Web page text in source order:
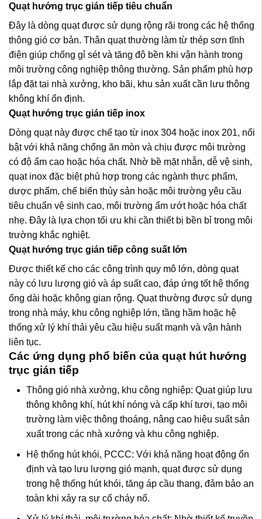
Quạt hướng trục gián tiếp tiêu chuẩn
Đây là dòng quạt được sử dụng rộng rãi trong các hệ thống
thông gió cơ bản. Thân quạt thường làm từ thép sơn tĩnh
điện giúp chống gỉ sét và tăng độ bền khi vận hành trong
môi trường công nghiệp thông thường. Sản phẩm phù hợp
lắp đặt tại nhà xưởng, kho bãi, khu sản xuất cần lưu thông
không khí ổn định.
Quạt hướng trục gián tiếp inox
Dòng quạt này được chế tạo từ inox 304 hoặc inox 201, nổi
bật với khả năng chống ăn mòn và chịu được môi trường
có độ ẩm cao hoặc hóa chất. Nhờ bề mặt nhẵn, dễ vệ sinh,
quạt inox đặc biệt phù hợp trong các ngành thực phẩm,
dược phẩm, chế biến thủy sản hoặc môi trường yêu cầu
tiêu chuẩn vệ sinh cao, môi trường ẩm ướt hoặc hóa chất
nhẹ. Đây là lựa chọn tối ưu khi cần thiết bị bền bỉ trong môi
trường khắc nghiệt.
Quạt hướng trục gián tiếp công suất lớn
Được thiết kế cho các công trình quy mô lớn, dòng quạt
này có lưu lượng gió và áp suất cao, đáp ứng tốt hệ thống
ống dài hoặc không gian rộng. Quạt thường được sử dụng
trong nhà máy, khu công nghiệp lớn, tầng hầm hoặc hệ
thống xử lý khí thải yêu cầu hiệu suất mạnh và vận hành
liên tục.
Các ứng dụng phổ biến của quạt hút hướng
trục gián tiếp
Thông gió nhà xưởng, khu công nghiệp: Quạt giúp lưu
thông không khí, hút khí nóng và cấp khí tươi, tạo môi
trường làm việc thông thoáng, nâng cao hiệu suất sản
xuất trong các nhà xưởng và khu công nghiệp.
Hệ thống hút khói, PCCC: Với khả năng hoạt động ổn
định và tạo lưu lượng gió mạnh, quạt được sử dụng
trong hệ thống hút khói, tăng áp cầu thang, đảm bảo an
toàn khi xảy ra sự cố cháy nổ.